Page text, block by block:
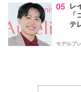
05 レ
テ
モデルプ